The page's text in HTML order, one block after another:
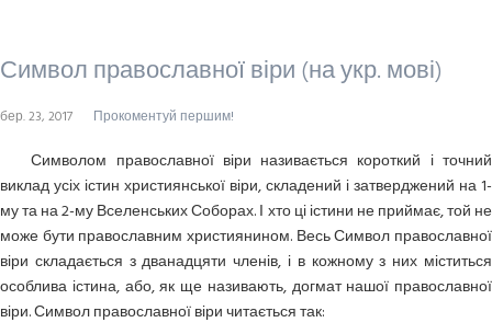
Символ православної віри (на укр. мові)
бер. 23, 2017 Прокоментуй першим!
Символом православної віри називається короткий і точний
виклад усіх істин християнської віри, складений і затверджений на 1-
му та на 2-му Вселенських Соборах. І хто ці істини не приймає, той не
може бути православним християнином. Весь Символ православної
віри складається з дванадцяти членів, і в кожному з них міститься
особлива істина, або, як ще називають, догмат нашої православної
віри. Символ православної віри читається так: